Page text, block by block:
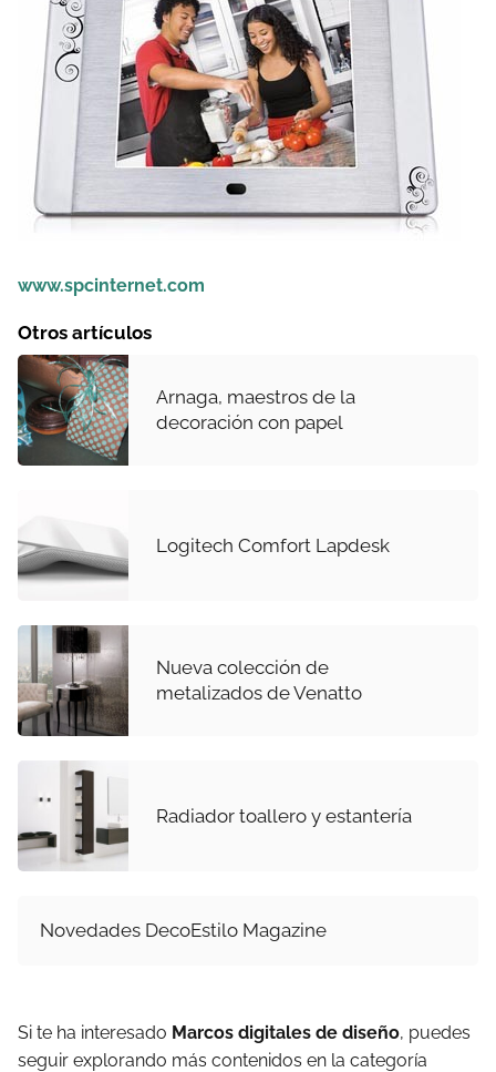
www.spcinternet.com
Otros artículos
Arnaga, maestros de la
decoración con papel
Logitech Comfort Lapdesk
Nueva colección de
metalizados de Venatto
Radiador toallero y estantería
Novedades DecoEstilo Magazine
Si te ha interesado Marcos digitales de diseño, puedes
seguir explorando más contenidos en la categoría